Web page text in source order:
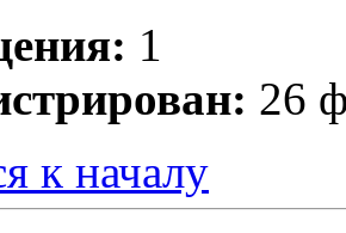
1
26
к началу